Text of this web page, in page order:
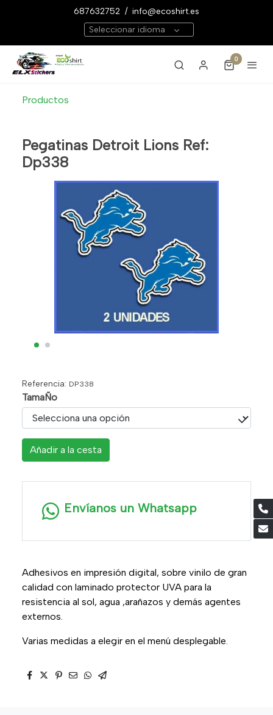
687632752 / info@ecoshirt.es
Seleccionar idioma
0
Productos
Pegatinas Detroit Lions Ref:
Dp338
Referencia: DP338
TamaÑo
Añadir a la cesta
Envíanos un Whatsapp
Adhesivos en impresión digital, sobre vinilo de gran
calidad con laminado protector UVA para la
resistencia al sol, agua ,arañazos y demás agentes
externos.
Varias medidas a elegir en el menú desplegable.